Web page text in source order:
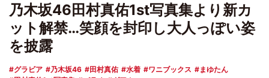
乃木坂46田村真佑1st写真集より新カ
ット解禁…笑顔を封印し大人っぽい姿
を披露
グラビア 乃木坂46 田村真佑 水着 ワニブックス
まゆたん